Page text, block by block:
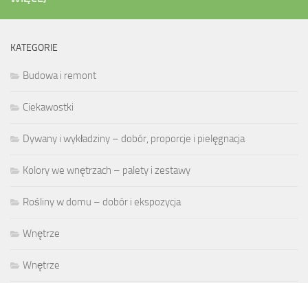
KATEGORIE
Budowa i remont
Ciekawostki
Dywany i wykładziny – dobór, proporcje i pielęgnacja
Kolory we wnętrzach – palety i zestawy
Rośliny w domu – dobór i ekspozycja
Wnętrze
Wnętrze